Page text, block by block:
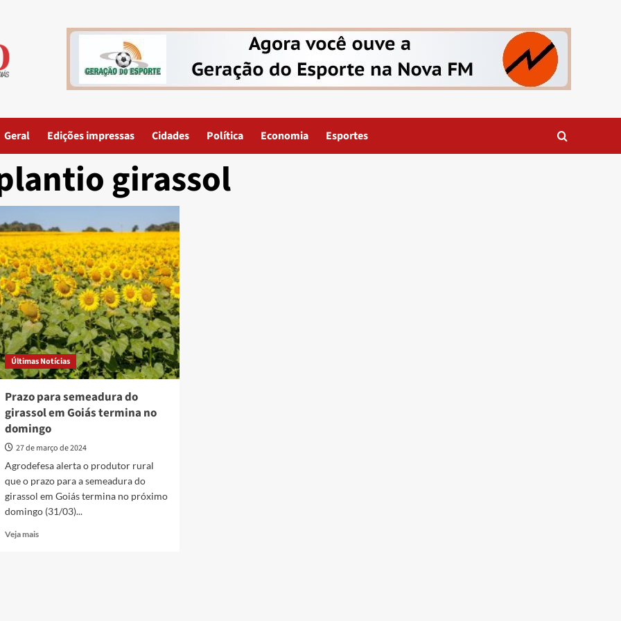
Geral Edições impressas Cidades Política Economia Esportes
girassol
Últimas Notícias
Prazo para semeadura do
girassol em Goiás termina no
domingo
27 de março de 2024
Agrodefesa alerta o produtor rural
que o prazo para a semeadura do
girassol em Goiás termina no próximo
domingo (31/03)...
Veja maisRead